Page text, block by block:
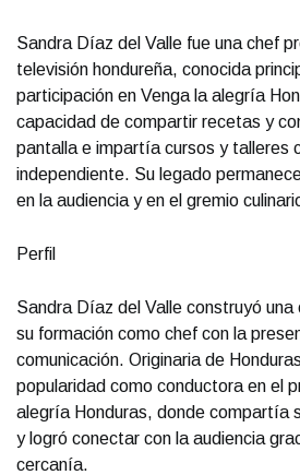
Sandra Díaz del Valle fue una chef
televisión hondureña, conocida
participación en Venga la alegría
capacidad de compartir recetas y
pantalla e impartía cursos y talleres
independiente. Su legado
en la audiencia y en el gremio
Perfil
Sandra Díaz del Valle construyó una
su formación como chef con la
comunicación. Originaria de
popularidad como conductora en el
alegría Honduras, donde compartía
y logró conectar con la audiencia
cercanía.